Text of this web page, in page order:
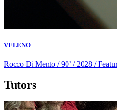
VELENO
Rocco Di Mento / 90’ / 2028 /
Tutors